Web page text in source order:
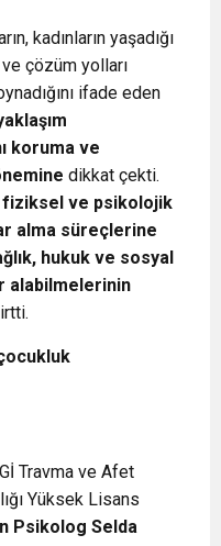
kadınların yaşadığı
çözüm yolları
ifade eden
koruma ve
dikkat çekti.
fiziksel ve psikolojik
alma süreçlerine
hukuk ve sosyal
alabilmelerinin
Travma ve Afet
Yüksek Lisans
Psikolog Selda